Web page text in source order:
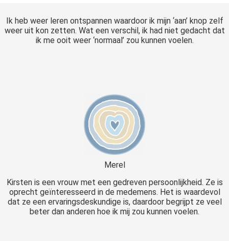
Ik heb weer leren ontspannen waardoor ik mijn ‘aan’ knop zelf
weer uit kon zetten. Wat een verschil, ik had niet gedacht dat
ik me ooit weer ‘normaal’ zou kunnen voelen.
Merel
Kirsten is een vrouw met een gedreven persoonlijkheid. Ze is
oprecht geïnteresseerd in de medemens. Het is waardevol
dat ze een ervaringsdeskundige is, daardoor begrijpt ze veel
beter dan anderen hoe ik mij zou kunnen voelen.